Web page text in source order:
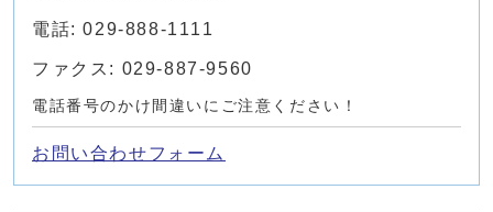
電話: 029-888-1111
ファクス: 029-887-9560
電話番号のかけ間違いにご注意ください！
お問い合わせフォーム